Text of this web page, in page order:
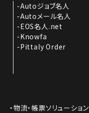
Autoジョブ名人
Autoメール名人
EOS名人.net
Knowfa
Pittaly Order
物流・帳票ソリューション